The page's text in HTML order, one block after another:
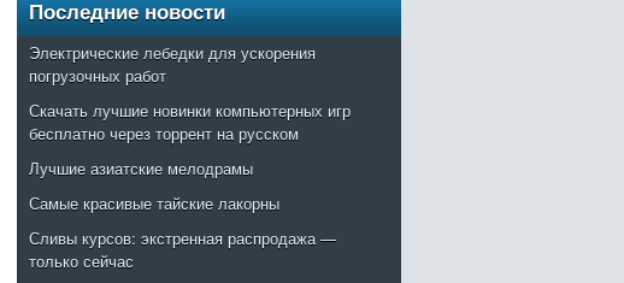
Последние новости
Электрические лебедки для ускорения
погрузочных работ
Скачать лучшие новинки компьютерных игр
бесплатно через торрент на русском
Лучшие азиатские мелодрамы
Самые красивые тайские лакорны
Сливы курсов: экстренная распродажа —
только сейчас